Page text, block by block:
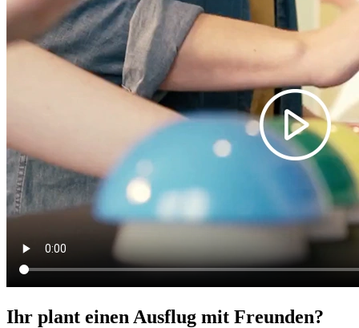
Ihr plant einen Ausflug mit Freunden?